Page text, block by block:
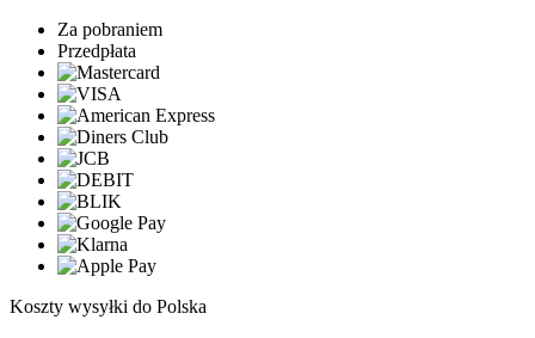
Za pobraniem
Przedpłata
Koszty wysyłki do Polska